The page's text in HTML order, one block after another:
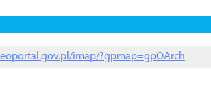
imap/?gpmap=gpOArch